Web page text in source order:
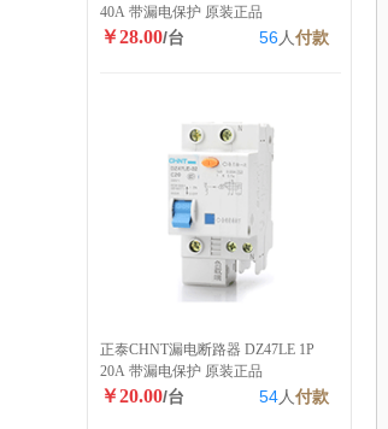
40A 带漏电保护 原装正品
￥28.00/台 56人付款
正泰CHNT漏电断路器 DZ47LE 1P
20A 带漏电保护 原装正品
￥20.00/台 54人付款